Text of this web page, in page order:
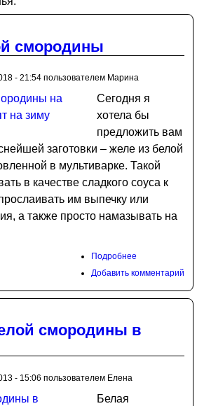
смородины
- 21:54 пользователем Марина
Сегодня я
хотела бы
предложить вам
заготовки – желе из белой
в мультиварке. Такой
в качестве сладкого соуса к
им выпечку или
а также просто намазывать на
Подробнее
Добавить комментарий
смородины в
- 15:06 пользователем Елена
Белая